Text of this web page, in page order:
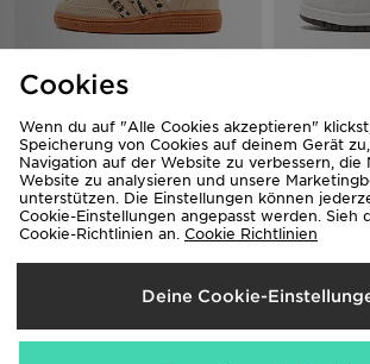
adidas Originals Handball Spezial
60,00€
Cookies
Wenn du auf "Alle Cookies akzeptieren"
Speicherung von Cookies auf deinem Gerät
Navigation auf der Website zu verbessern, die
Website zu analysieren und unsere
unterstützen. Die Einstellungen können
Cookie-Einstellungen angepasst werden. Sieh
Cookie-Richtlinien an. Cookie Richtlinien
Deine Cookie-